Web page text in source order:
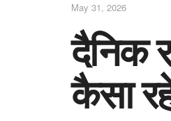
May 31, 2026
दैनिक
कैसा